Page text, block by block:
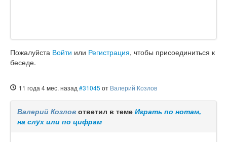
Пожалуйста Войти или Регистрация, чтобы присоединиться к
беседе.
11 года 4 мес. назад #31045 от Валерий Козлов
Валерий Козлов ответил в теме Играть по нотам,
на слух или по цифрам